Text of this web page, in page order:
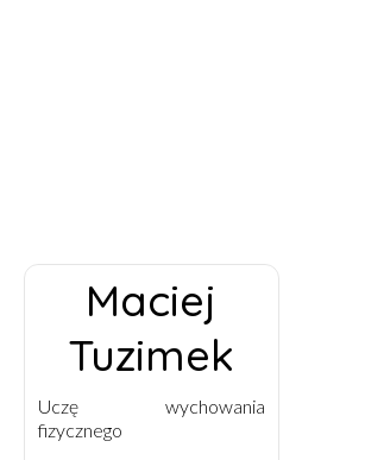
Maciej
Tuzimek
Uczę wychowania
fizycznego